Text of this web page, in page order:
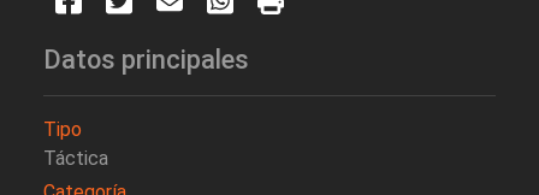
Datos principales
Tipo
Táctica